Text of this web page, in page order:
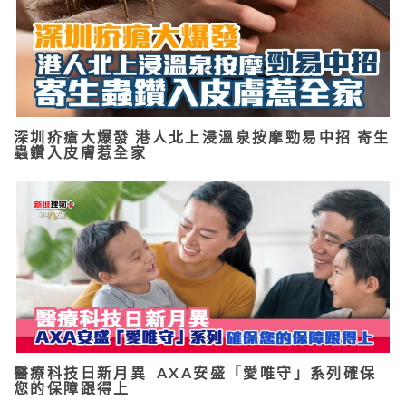
深圳疥瘡大爆發 港人北上浸溫泉按摩勁易中招 寄生
蟲鑽入皮膚惹全家
醫療科技日新月異 AXA安盛「愛唯守」系列確保
您的保障跟得上